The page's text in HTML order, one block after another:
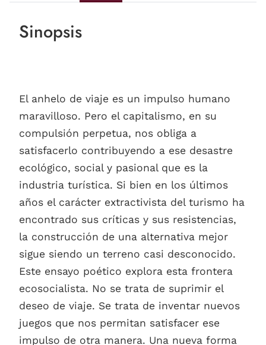
Sinopsis
El anhelo de viaje es un impulso humano
maravilloso. Pero el capitalismo, en su
compulsión perpetua, nos obliga a
satisfacerlo contribuyendo a ese desastre
ecológico, social y pasional que es la
industria turística. Si bien en los últimos
años el carácter extractivista del turismo ha
encontrado sus críticas y sus resistencias,
la construcción de una alternativa mejor
sigue siendo un terreno casi desconocido.
Este ensayo poético explora esta frontera
ecosocialista. No se trata de suprimir el
deseo de viaje. Se trata de inventar nuevos
juegos que nos permitan satisfacer ese
impulso de otra manera. Una nueva forma